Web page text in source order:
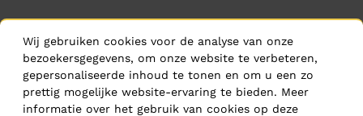
Wij gebruiken cookies voor de analyse van onze
bezoekersgegevens, om onze website te verbeteren,
gepersonaliseerde inhoud te tonen en om u een zo
prettig mogelijke website-ervaring te bieden. Meer
informatie over het gebruik van cookies op deze